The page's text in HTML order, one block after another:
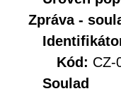
Zpráva -
Kód: CZ-
Soulad